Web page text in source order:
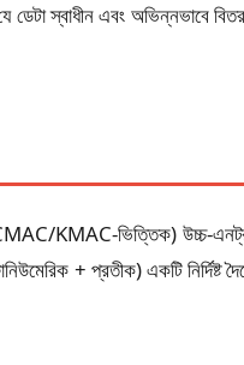
ডেটা স্বাধীন এবং অভিন্নভাবে
KMAC-ভিত্তিক) উচ্চ-
+ প্রতীক) একটি নির্দিষ্ট